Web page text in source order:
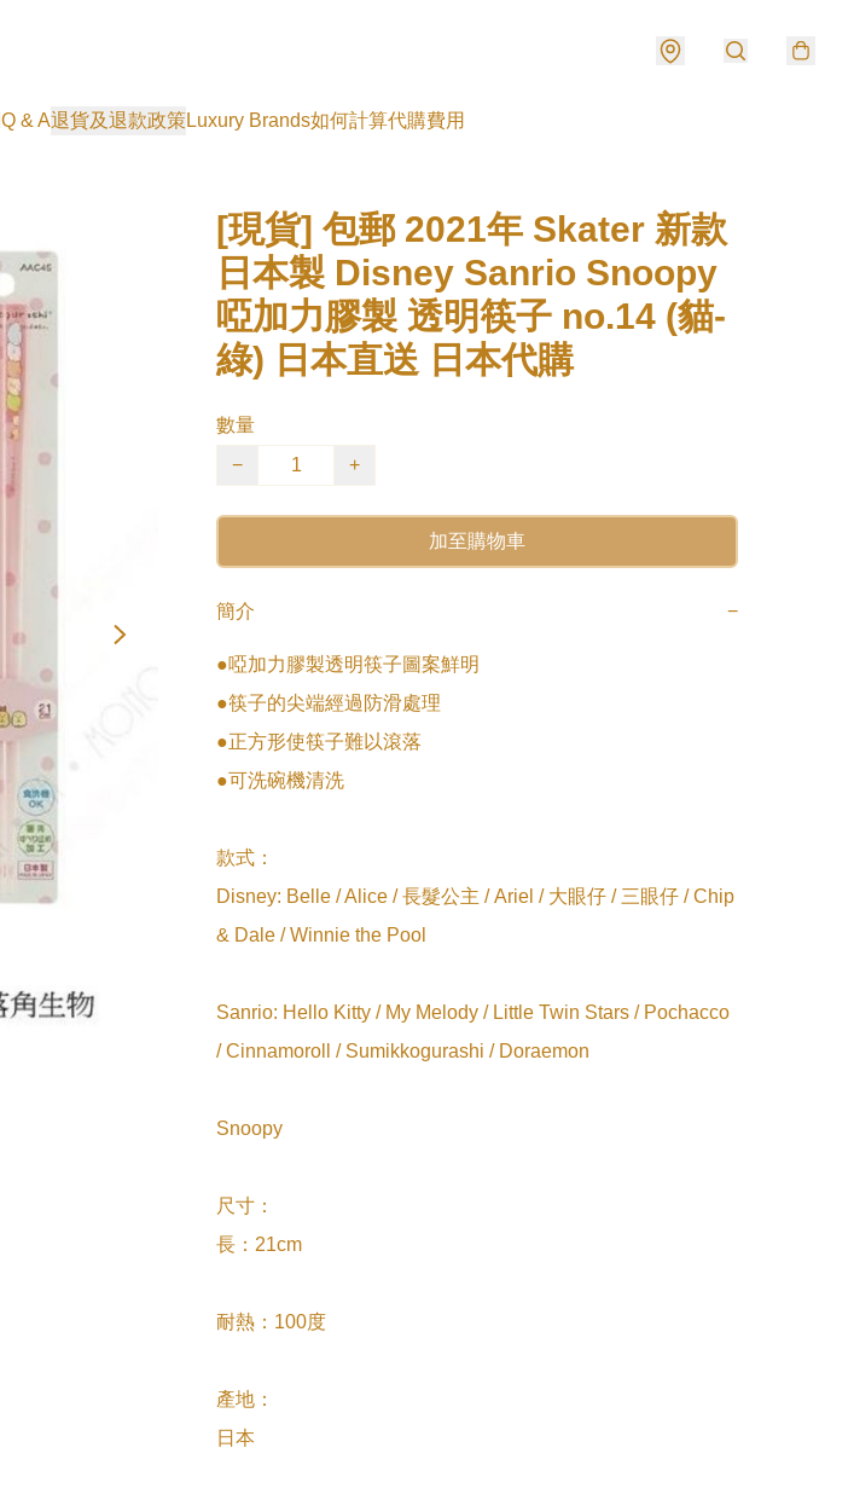
Q & A退貨及退款政策Luxury Brands如何計算代購費用
[現貨] 包郵 2021年 Skater 新款
日本製 Disney Sanrio Snoopy
啞加力膠製 透明筷子 no.14 (貓-
綠) 日本直送 日本代購
數量
−
+
加至購物車
簡介 −
●啞加力膠製透明筷子圖案鮮明
●筷子的尖端經過防滑處理
●正方形使筷子難以滾落
●可洗碗機清洗
款式：
Disney: Belle / Alice / 長髮公主 / Ariel / 大眼仔 / 三眼仔 / Chip
& Dale / Winnie the Pool
Sanrio: Hello Kitty / My Melody / Little Twin Stars / Pochacco
/ Cinnamoroll / Sumikkogurashi / Doraemon
Snoopy
尺寸：
長：21cm
耐熱：100度
產地：
日本